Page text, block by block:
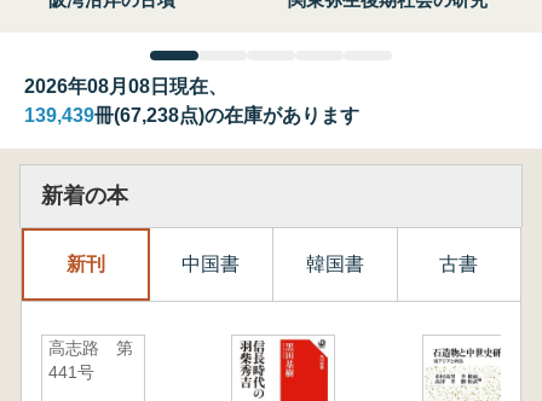
2026年08月08日現在、
139,439冊(67,238点)の在庫があります
新着の本
新刊 中国書 韓国書 古書
高志路 第
441号